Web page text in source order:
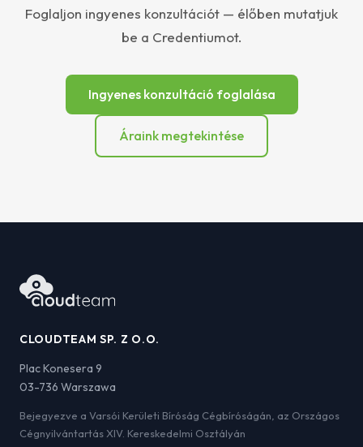
Foglaljon ingyenes konzultációt — élőben mutatjuk
be a Credentiumot.
Ingyenes konzultáció foglalása
Áraink megtekintése
CLOUDTEAM SP. Z O.O.
Plac Konesera 9
03-736 Warszawa
Bejegyezve a Varsói Kerületi Bíróság Cégbíróságán, az Országos
Cégnyilvántartás XIV. Kereskedelmi Osztályán